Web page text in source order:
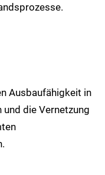
Ausbaufähigkeit in
die Vernetzung